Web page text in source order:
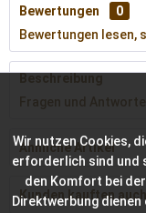
Bewertungen
0
Bewertungen lesen,
Beschreibung
Fragen und
Ähnliche Artikel
Kunden kauften auch
Wir nutzen Cookies,
erforderlich sind und
den Komfort bei
Direktwerbung